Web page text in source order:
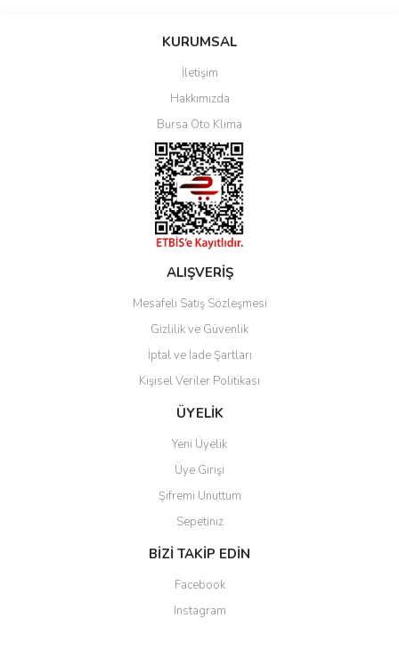
Bu ürüne ilk yorumu siz yapın!
Yorum Yaz
KURUMSAL
İletişim
Hakkımızda
Bursa Oto Klima
ALIŞVERİŞ
Mesafeli Satış Sözleşmesi
Gizlilik ve Güvenlik
İptal ve İade Şartları
Kişisel Veriler Politikası
ÜYELİK
Yeni Üyelik
Üye Girişi
Şifremi Unuttum
Sepetiniz
BİZİ TAKİP EDİN
Facebook
Instagram